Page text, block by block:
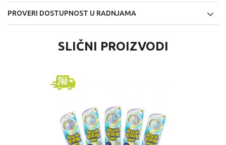
PROVERI DOSTUPNOST U RADNJAMA
SLIČNI PROIZVODI